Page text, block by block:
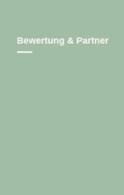
Bewertung & Partner